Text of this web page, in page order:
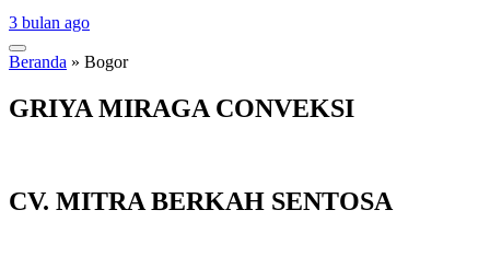
3 bulan ago
Beranda » Bogor
GRIYA MIRAGA CONVEKSI
CV. MITRA BERKAH SENTOSA